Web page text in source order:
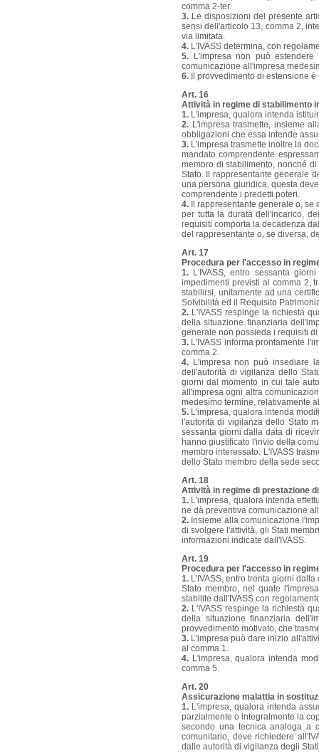
comma 2-ter.
3. Le disposizioni del presente
sensi dell'articolo 13, comma 2,
via limitata.
4. L'IVASS determina, con
5. L'impresa non può
comunicazione all'impresa
6. Il provvedimento di estensione
Art. 16
Attività in regime di stabilimento
1. L'impresa, qualora intenda
2. L'impresa trasmette, insieme
obbligazioni che essa intende
3. L'impresa trasmette inoltre la
mandato comprendente
membro di stabilimento, nonché
Stato. Il rappresentante generale
una persona giuridica, questa
comprendente i predetti poteri.
4. Il rappresentante generale o,
per tutta la durata dell'incarico,
requisiti comporta la decadenza
del rappresentante o, se diversa,
Art. 17
Procedura per l'accesso in
1. L'IVASS, entro sessanta
impedimenti previsti al comma 2,
stabilirsi, unitamente ad una
Solvibilità ed il Requisito
2. L'IVASS respinge la richiesta
della situazione finanziaria
generale non possieda i requisiti
3. L'IVASS informa prontamente
comma 2.
4. L'impresa non può insediare
dell'autorità di vigilanza dello
giorni dal momento in cui tale
all'impresa ogni altra
medesimo termine, relativamente
5. L'impresa, qualora intenda
l'autorità di vigilanza dello Stato
sessanta giorni dalla data di
hanno giustificato l'invio della
membro interessato. L'IVASS
dello Stato membro della sede
Art. 18
Attività in regime di prestazione
1. L'impresa, qualora intenda
ne dà preventiva comunicazione
2. Insieme alla comunicazione
di svolgere l'attività, gli Stati
informazioni indicate dall'IVASS.
Art. 19
Procedura per l'accesso in
1. L'IVASS, entro trenta giorni
Stato membro, nel quale
stabilite dall'IVASS con
2. L'IVASS respinge la richiesta
della situazione finanziaria
provvedimento motivato, che
3. L'impresa può dare inizio
al comma 1.
4. L'impresa, qualora intenda
comma 5.
Art. 20
Assicurazione malattia in
1. L'impresa, qualora intenda
parzialmente o integralmente la
secondo una tecnica analoga a
comunitario, deve richiedere
dalle autorità di vigilanza degli